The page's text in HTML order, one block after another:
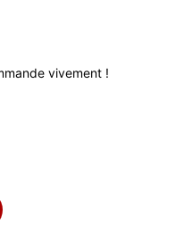
vivement !